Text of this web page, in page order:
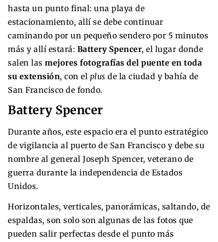
hasta un punto final: una playa de
estacionamiento, allí se debe continuar
caminando por un pequeño sendero por 5 minutos
más y allí estará: Battery Spencer, el lugar donde
salen las mejores fotografías del puente en toda
su extensión, con el plus de la ciudad y bahía de
San Francisco de fondo.
Battery Spencer
Durante años, este espacio era el punto estratégico
de vigilancia al puerto de San Francisco y debe su
nombre al general Joseph Spencer, veterano de
guerra durante la independencia de Estados
Unidos.
Horizontales, verticales, panorámicas, saltando, de
espaldas, son solo son algunas de las fotos que
pueden salir perfectas desde el punto más